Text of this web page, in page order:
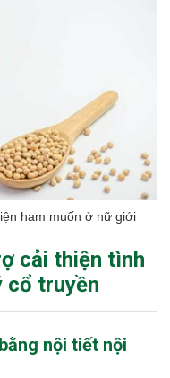
ham muốn ở nữ giới
cải thiện tình
cổ truyền
nội tiết nội